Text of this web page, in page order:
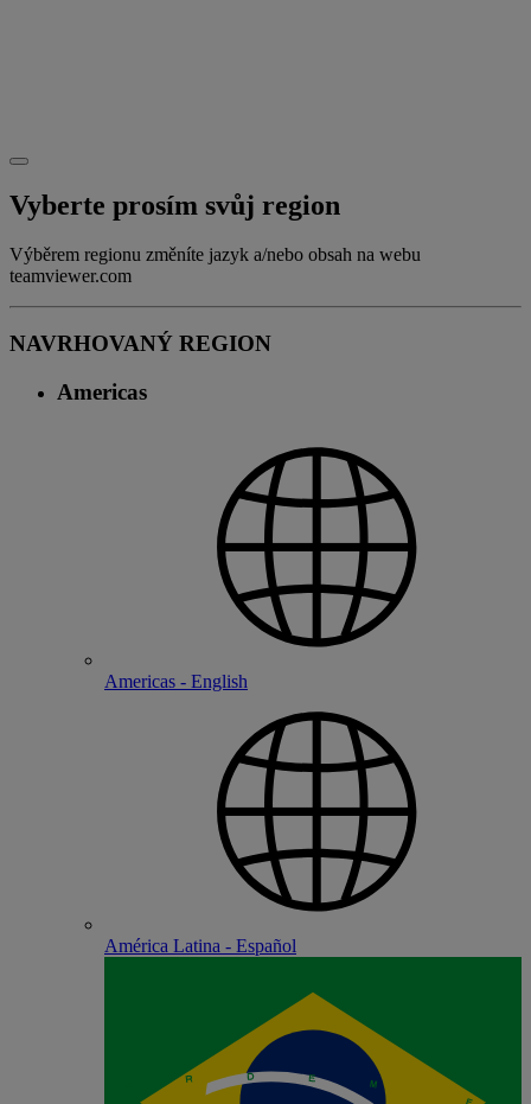
Vyberte prosím svůj region
Výběrem regionu změníte jazyk a/nebo obsah na webu
teamviewer.com
NAVRHOVANÝ REGION
Americas
Americas - English
América Latina - Español